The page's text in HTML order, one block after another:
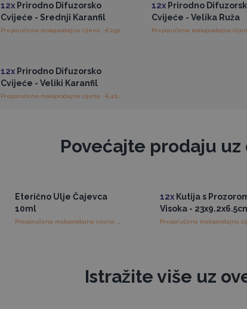
12xPrirodno Difuzorsko
Cvijeće - Srednji Karanfil
Preporučena maloprodajna cijena : €2.50/Difuzor
12x Prirodno
Cvijeće - Velika Ruža
12xPrirodno Difuzorsko
Cvijeće - Veliki Karanfil
Preporučena maloprodajna cijena : €4.05/Difuzor
Povećajte prodaju
Eterično Ulje Čajevca
10ml
12xKutija s
Visoka -
Istražite više uz